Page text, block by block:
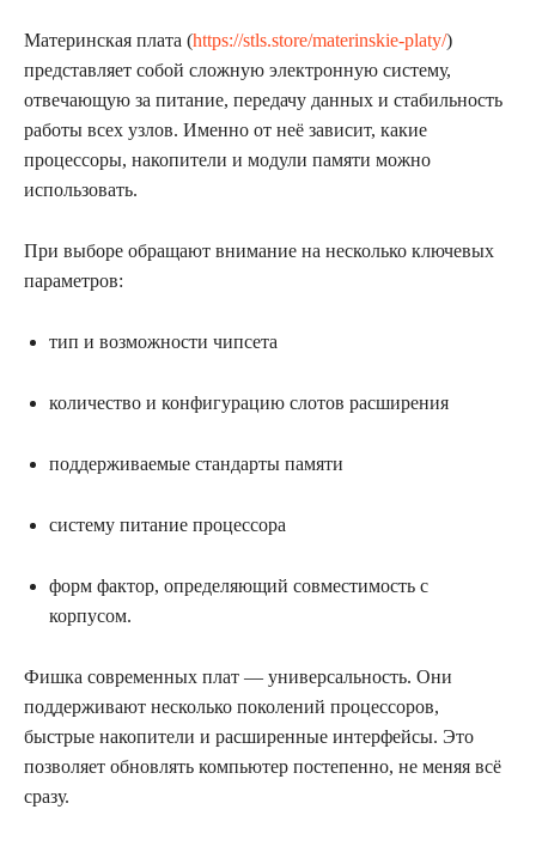
Материнская плата (https://stls.store/materinskie-platy/)
представляет собой сложную электронную систему,
отвечающую за питание, передачу данных и стабильность
работы всех узлов. Именно от неё зависит, какие
процессоры, накопители и модули памяти можно
использовать.
При выборе обращают внимание на несколько ключевых
параметров:
тип и возможности чипсета
количество и конфигурацию слотов расширения
поддерживаемые стандарты памяти
систему питание процессора
форм фактор, определяющий совместимость с
корпусом.
Фишка современных плат — универсальность. Они
поддерживают несколько поколений процессоров,
быстрые накопители и расширенные интерфейсы. Это
позволяет обновлять компьютер постепенно, не меняя всё
сразу.